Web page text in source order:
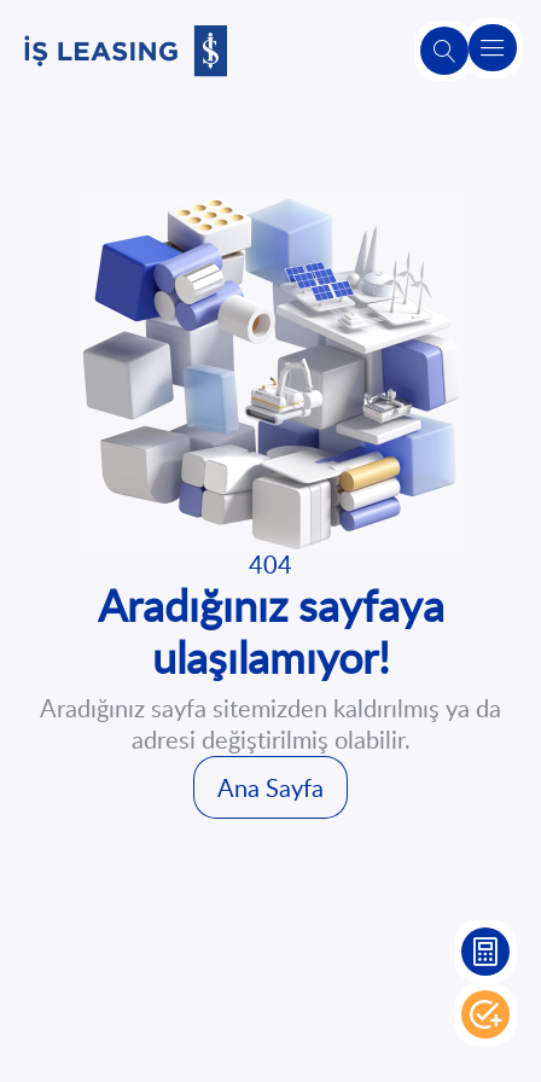
Leasing
Hakkında
Ürünlerimiz
ve
Hizmetlerimiz
2. El Satış
Platformu
Sürdürülebilirlik
İletişim
EN TR
404
Aradığınız sayfaya
ulaşılamıyor!
Aradığınız sayfa sitemizden kaldırılmış ya da
adresi değiştirilmiş olabilir.
Ana Sayfa